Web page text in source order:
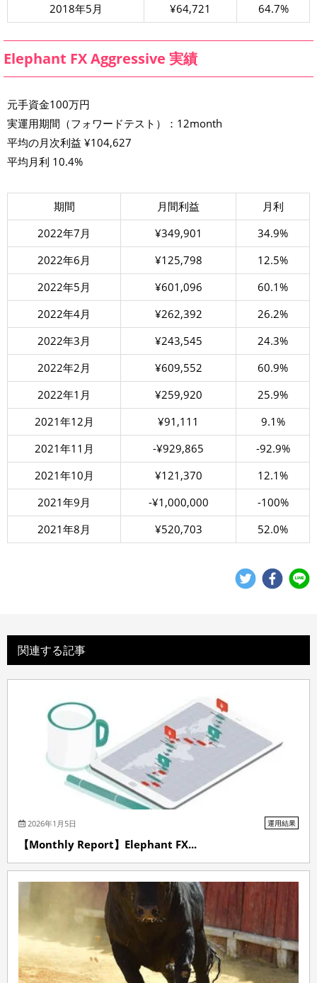
2018年5月
¥64,721 64.7%
Elephant FX Aggressive 実績
元手資金100万円
実運用期間（フォワードテスト）：12month
平均の月次利益 ¥104,627
平均月利 10.4%
期間 月間利益
月利
2022年7月
¥349,901
34.9%
2022年6月
¥125,798
12.5%
2022年5月
¥601,096
60.1%
2022年4月
¥262,392
26.2%
2022年3月
¥243,545
24.3%
2022年2月
¥609,552
60.9%
2022年1月
¥259,920
25.9%
2021年12月
¥91,111
9.1%
2021年11月
-¥929,865
-92.9%
2021年10月
¥121,370
12.1%
2021年9月
-¥1,000,000
-100%
2021年8月
¥520,703 52.0%
関連する記事
2026年1月5日 運用結果
【Monthly Report】Elephant FX...